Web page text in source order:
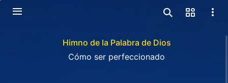
Himno de la Palabra de Dios
Cómo ser perfeccionado